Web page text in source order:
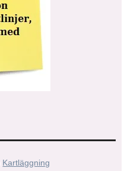
Kartläggning